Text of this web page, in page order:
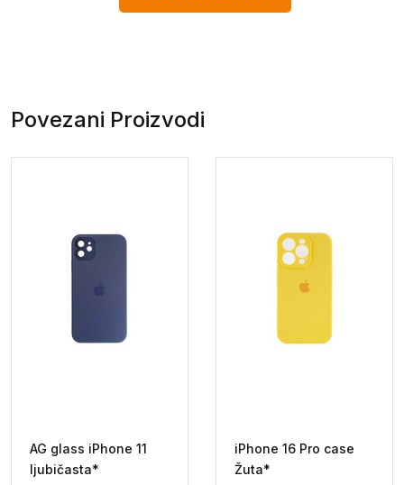
Povezani Proizvodi
AG glass iPhone 11
ljubičasta*
iPhone 16 Pro case
Žuta*